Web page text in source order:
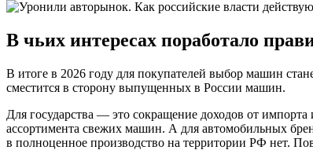
В чьих интересах поработало
В итоге в 2026 году для покупателей выбор машин
сместится в сторону выпущенных в России машин.
Для государства — это сокращение доходов от
ассортимента свежих машин. А для автомобильных
в полноценное производство на территории РФ нет.